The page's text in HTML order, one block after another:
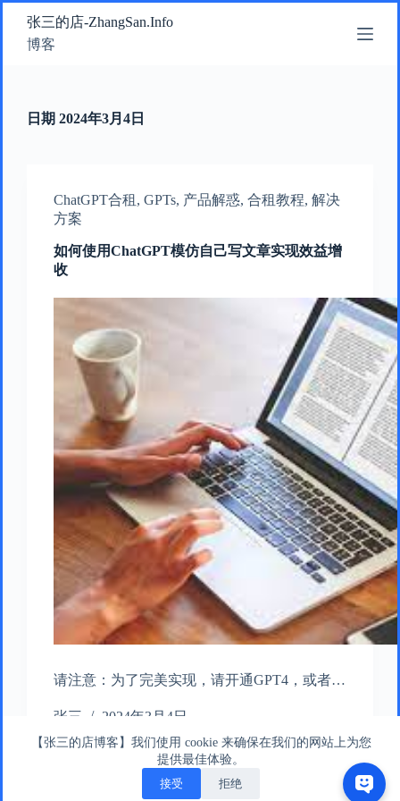
跳
过
内
【张三的店博客】我们使用 cookie 来确保在我们的网站上为您
提供最佳体验。
接受 拒绝
张三的店-ZhangSan.Info
博客
日期 2024年3月4日
ChatGPT合租 , GPTs, 产品解惑, 合租教程, 解决
方案
如何使用ChatGPT模仿自己写文章实现效益增
收
请注意：为了完美实现，请开通GPT4，或者…
张三 2024年3月4日